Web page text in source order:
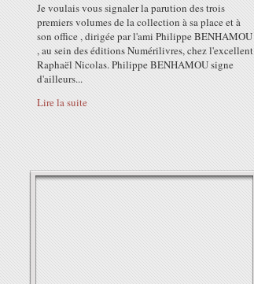
Je voulais vous signaler la parution des trois
premiers volumes de la collection à sa place et à
son office , dirigée par l'ami Philippe BENHAMOU
, au sein des éditions Numérilivres, chez l'excellent
Raphaël Nicolas. Philippe BENHAMOU signe
d'ailleurs...
Lire la suite